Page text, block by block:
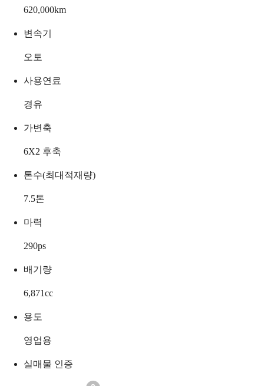
620,000km
변속기
오토
사용연료
경유
가변축
6X2 후축
톤수(최대적재량)
7.5톤
마력
290ps
배기량
6,871cc
용도
영업용
실매물 인증